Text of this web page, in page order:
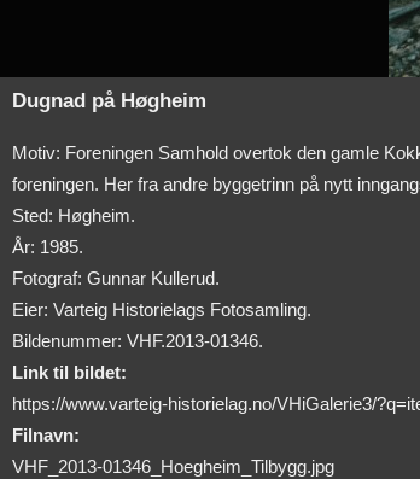
Dugnad på Høgheim
Motiv: Foreningen Samhold overtok den gamle
foreningen. Her fra andre byggetrinn på nytt
Sted: Høgheim.
År: 1985.
Fotograf: Gunnar Kullerud.
Eier: Varteig Historielags Fotosamling.
Bildenummer: VHF.2013-01346.
Link til bildet:
https://www.varteig-historielag.no/VHiGalerie3/
Filnavn:
VHF_2013-01346_Hoegheim_Tilbygg.jpg